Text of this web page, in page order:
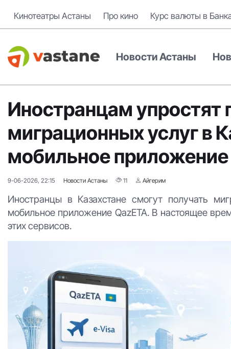
Кинотеатры Астаны Про кино Курс валюты в
Новости Астаны
Иностранцам упростят
миграционных услуг в
мобильное приложение
9-06-2026, 22:15 Новости Астаны 11 Айгерим
Иностранцы в Казахстане смогут получать
мобильное приложение QazETA. В настоящее
этих сервисов.